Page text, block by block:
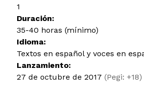
1
Duración:
35-40 horas (mínimo)
Idioma:
Textos en español y voces en
Lanzamiento:
27 de octubre de 2017 (Pegi: +18)